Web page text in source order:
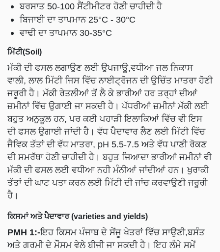
ਬਰਸਾਤ 50-100 ਸੈਂਟੀਮੀਟਰ ਹੋਣੀ ਚਾਹੀਦੀ ਹੈ
ਬਿਜਾਈ ਦਾ ਤਾਪਮਾਨ 25°C - 30°C
ਵਾਢੀ ਦਾ ਤਾਪਮਾਨ 30-35°C
ਮਿੱਟੀ(Soil)
ਮੱਕੀ ਦੀ ਫਸਲ ਲਗਾਉਣ ਲਈ ਉਪਜਾਊ,ਵਧੀਆ ਜਲ ਨਿਕਾਸ
ਵਾਲੀ, ਲਾਲ ਮਿੱਟੀ ਜਿਸ ਵਿੱਚ ਨਾਈਟ੍ਰੋਜਨ ਦੀ ਉਚਿੱਤ ਮਾਤਰਾ ਹੋਣੀ
ਜਰੂਰੀ ਹੈ। ਮੱਕੀ ਰੇਤਲੀਆਂ ਤੋਂ ਲੈ ਕੇ ਭਾਰੀਆਂ ਹਰ ਤਰ੍ਹਾਂ ਦੀਆਂ
ਜ਼ਮੀਨਾਂ ਵਿੱਚ ਉਗਾਈ ਜਾ ਸਕਦੀ ਹੈ। ਪੱਧਰੀਆਂ ਜ਼ਮੀਨਾਂ ਮੱਕੀ ਲਈ
ਬਹੁਤ ਅਨੁਕੂਲ ਹਨ, ਪਰ ਕਈ ਪਹਾੜੀ ਇਲਾਕਿਆਂ ਵਿੱਚ ਵੀ ਇਸ
ਦੀ ਫਸਲ ਉਗਾਈ ਜਾਂਦੀ ਹੈ। ਵੱਧ ਪੈਦਾਵਾਰ ਲੈਣ ਲਈ ਮਿੱਟੀ ਵਿੱਚ
ਜੈਵਿਕ ਤੱਤਾਂ ਦੀ ਵੱਧ ਮਾਤਰਾ, pH 5.5-7.5 ਅਤੇ ਵੱਧ ਪਾਣੀ ਰੋਕਣ
ਦੀ ਸਮਰੱਥਾ ਹੋਣੀ ਚਾਹੀਦੀ ਹੈ। ਬਹੁਤ ਜਿਆਦਾ ਭਾਰੀਆਂ ਜਮੀਨਾਂ ਵੀ
ਮੱਕੀ ਦੀ ਫਸਲ ਲਈ ਵਧੀਆ ਨਹੀ ਮੰਨੀਆਂ ਜਾਂਦੀਆਂ ਹਨ। ਖੁਰਾਕੀ
ਤੱਤਾਂ ਦੀ ਘਾਟ ਪਤਾ ਕਰਨ ਲਈ ਮਿੱਟੀ ਦੀ ਜਾਂਚ ਕਰਵਾਉਣੀ ਜਰੂਰੀ
ਹੈ।
ਕਿਸਮਾਂ ਅਤੇ ਪੈਦਾਵਾਰ (varieties and yields)
PMH 1:-ਇਹ ਕਿਸਮ ਪੰਜਾਬ ਦੇ ਸੇਂਜੂ ਖੇਤਰਾਂ ਵਿੱਚ ਸਾਉਣੀ,ਬਸੰਤ
ਅਤੇ ਗਰਮੀ ਦੇ ਮੌਸਮ ਵੇਲੇ ਬੀਜੀ ਜਾ ਸਕਦੀ ਹੈ। ਇਹ ਲੰਮੇ ਸਮੇਂ